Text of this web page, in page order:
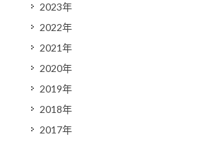
2023年
2022年
2021年
2020年
2019年
2018年
2017年